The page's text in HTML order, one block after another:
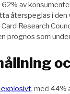
av
återspeglas i
Research
prognos som
explosivt, med 44%